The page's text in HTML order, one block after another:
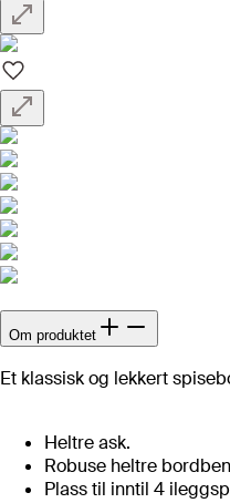
Om produktet
Et klassisk og lekkert
Heltre ask.
Robuse heltre
Plass til inntil 4